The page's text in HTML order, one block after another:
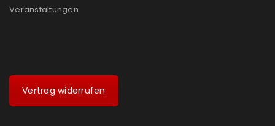
Veranstaltungen
Vertrag widerrufen